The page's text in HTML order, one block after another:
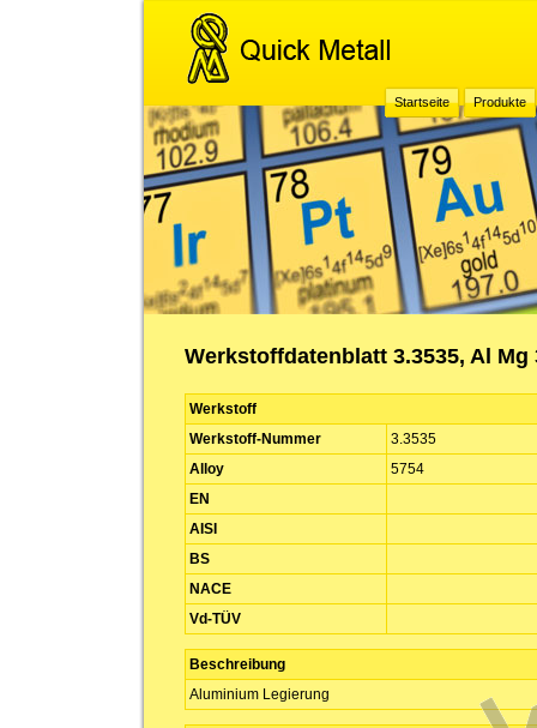
Startseite Produkte
Werkstoffdatenblatt 3.3535, Al Mg
Werkstoff
Werkstoff-Nummer
3.3535
Alloy
5754
EN
AISI
BS
NACE
Vd-TÜV
Beschreibung
Aluminium Legierung